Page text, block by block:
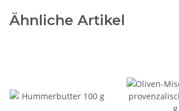
Ähnliche Artikel